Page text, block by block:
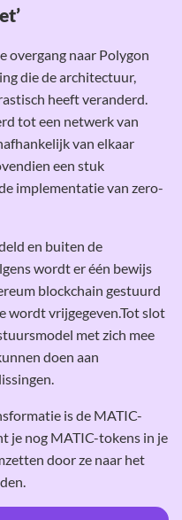
overgang naar Polygon
die de architectuur,
heeft veranderd.
tot een netwerk van
van elkaar
een stuk
implementatie van zero-
en buiten de
wordt er één bewijs
blockchain gestuurd
wordt vrijgegeven.Tot slot
met zich mee
doen aan
is de MATIC-
je nog MATIC-tokens in je
door ze naar het